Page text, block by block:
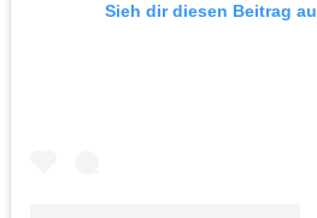
Sieh dir diesen Beitrag